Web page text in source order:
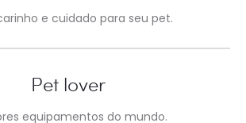
e cuidado para seu pet.
Pet lover
equipamentos do mundo.